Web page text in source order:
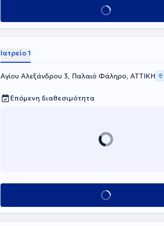
Κλείσε ραντεβού
Ιατρείο 1
Αγίου Αλεξάνδρου 3, Παλαιό Φάληρο, ΑΤΤΙΚΗ
Επόμενη διαθεσιμότητα
Κλείσε ραντεβού